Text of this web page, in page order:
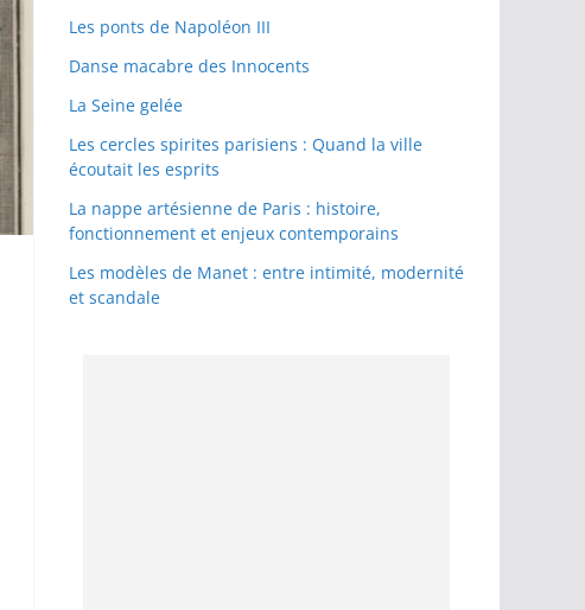
Les ponts de Napoléon III
Danse macabre des Innocents
La Seine gelée
Les cercles spirites parisiens : Quand la ville
écoutait les esprits
La nappe artésienne de Paris : histoire,
fonctionnement et enjeux contemporains
Les modèles de Manet : entre intimité, modernité
et scandale